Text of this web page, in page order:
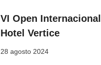
VI Open Internacional
Hotel Vertice
28 agosto 2024